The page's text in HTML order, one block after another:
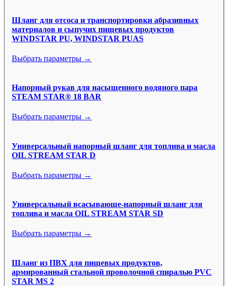
Шланг для отсоса и транспортировки абразивных
материалов и сыпучих пищевых продуктов
WINDSTAR PU, WINDSTAR PUAS
Выбрать параметры →
Напорный рукав для насыщенного водяного пара
STEAM STAR® 18 BAR
Выбрать параметры →
Универсальный напорный шланг для топлива и масла
OIL STREAM STAR D
Выбрать параметры →
Универсальный всасывающе-напорный шланг для
топлива и масла OIL STREAM STAR SD
Выбрать параметры →
Шланг из ПВХ для пищевых продуктов,
армированный стальной проволочной спиралью PVC
STAR MS 2